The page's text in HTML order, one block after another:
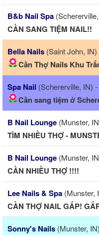
B&b Nail Spa
CẦN SANG TIỆM NAIL!!
Bella Nails (Saint John,
Cần Thợ Nails Khu
Spa Nail (Schererville, IN)
Cần sang tiệm ở
B Nail Lounge (Munster,
B Nail Lounge (Munster,
CẦN NHIỀU THỢ !!!!
Lee Nails & Spa (Munster,
CẦN THỢ NAIL GẤP!
Sonny's Nails (Munster,